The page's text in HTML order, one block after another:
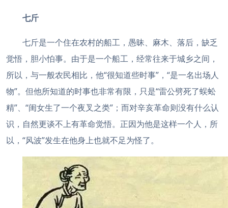
七斤
七斤是一个住在农村的船工，愚昧、麻木、落后，缺乏
觉悟，胆小怕事。由于是一个船工，经常往来于城乡之间，
所以，与一般农民相比，他“很知道些时事”，“是一名出场人
物”。但他所知道的时事也非常有限，只是“雷公劈死了蜈蚣
精”、“闺女生了一个夜叉之类”；而对辛亥革命则没有什么认
识，自然更谈不上有革命觉悟。正因为他是这样一个人，所
以，“风波”发生在他身上也就不足为怪了。